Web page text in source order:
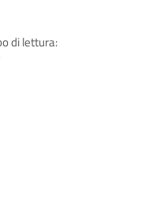
di lettura: